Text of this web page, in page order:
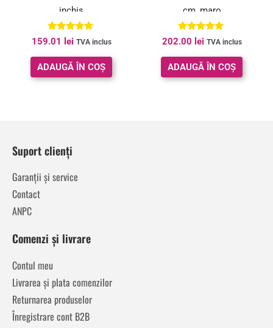
inchis
Evaluat la
5.00
din 5
159.01 lei TVA inclus
ADAUGĂ ÎN COȘ
cm, maro
Evaluat la
5.00
din 5
202.00 lei TVA inclus
ADAUGĂ ÎN COȘ
Suport clienți
Garanții și service
Contact
ANPC
Comenzi și livrare
Contul meu
Livrarea și plata comenzilor
Returnarea produselor
Înregistrare cont B2B